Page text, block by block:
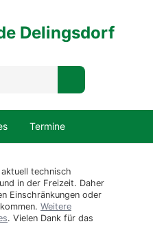
Delingsdorf
Termine
technisch
in der Freizeit. Daher
Einschränkungen oder
Weitere
. Vielen Dank für das